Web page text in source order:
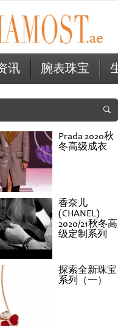
讯 腕表珠宝
Prada 2020秋
冬高级成衣
香奈儿
(CHANEL)
2020/21秋冬高
级定制系列
探索全新珠宝
系列（一）